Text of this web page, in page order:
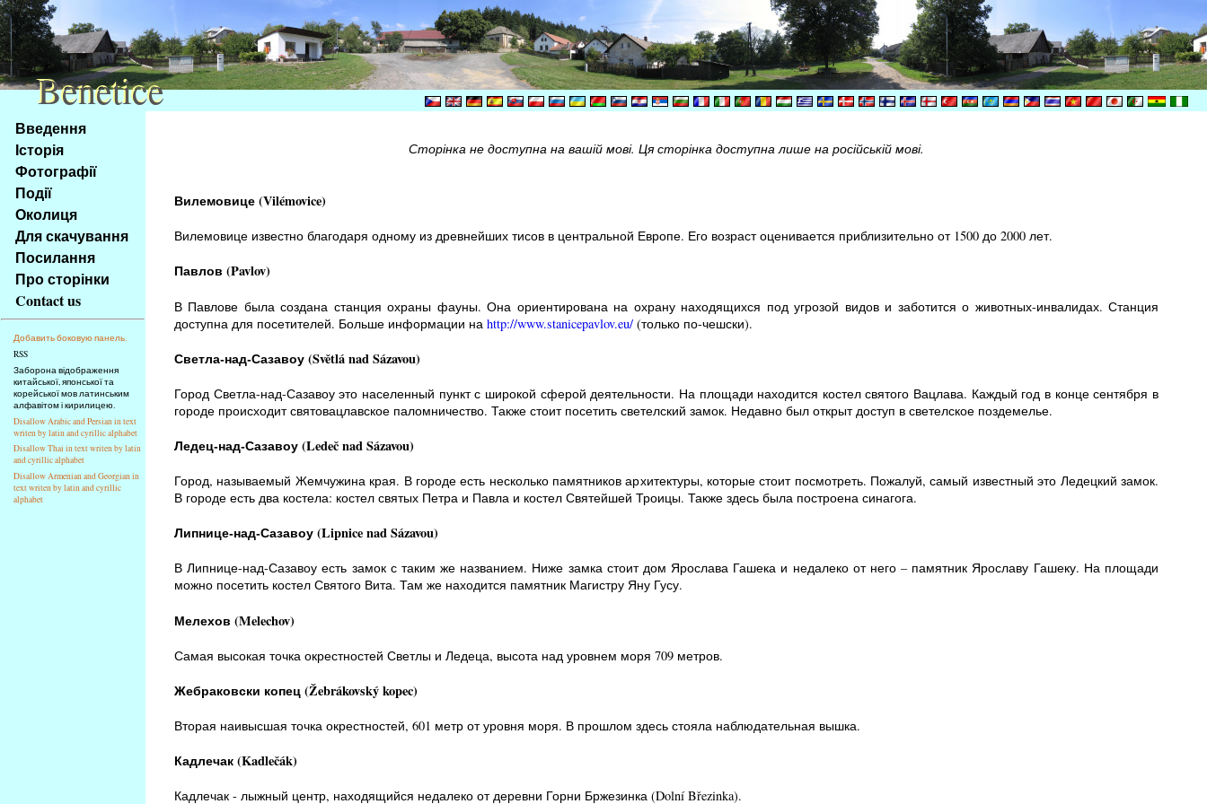
Na
obsah
stránky
Klávesové
zkratky
tomto
webu
základní
Hlavní
strana
Введення
Історія
Фотографії
Події
Околиця
Для скачування
Посилання
Про сторінки
Contact us
Добавить боковую панель.
RSS
Заборона відображення
китайської, японської та
корейської мов латинським
алфавітом і кирилицею.
Disallow Arabic and Persian in text
writen by latin and cyrillic alphabet
Disallow Thai in text writen by latin
and cyrillic alphabet
Disallow Armenian and Georgian in
text writen by latin and cyrillic
alphabet
Сторінка не доступна на вашій мові. Ця сторінка доступна лише на російській мові.
Вилемовице (Vilémovice)
Вилемовице известно благодаря одному из древнейших тисов в центральной Европе. Его возраст оценивается приблизительно от 1500 до 2000 лет.
Павлов (Pavlov)
В Павлове была создана станция охраны фауны. Она ориентирована на охрану находящихся под угрозой видов и заботится о животных-инвалидах. Станция
доступна для посетителей. Больше информации на http://www.stanicepavlov.eu/ (только по-чешски).
Светла-над-Сазавоу (Světlá nad Sázavou)
Город Светла-над-Сазавоу это населенный пункт с широкой сферой деятельности. На площади находится костел святого Вацлава. Каждый год в конце сентября в
городе происходит святовацлавское паломничество. Также стоит посетить светелский замок. Недавно был открыт доступ в светелское поздемелье.
Ледец-над-Сазавоу (Ledeč nad Sázavou)
Город, называемый Жемчужина края. В городе есть несколько памятников архитектуры, которые стоит посмотреть. Пожалуй, самый известный это Ледецкий замок.
В городе есть два костела: костел святых Петра и Павла и костел Святейшей Троицы. Также здесь была построена синагога.
Липнице-над-Сазавоу (Lipnice nad Sázavou)
В Липнице-над-Сазавоу есть замок с таким же названием. Ниже замка стоит дом Ярослава Гашека и недалеко от него – памятник Ярославу Гашеку. На площади
можно посетить костел Святого Вита. Там же находится памятник Магистру Яну Гусу.
Мелехов (Melechov)
Самая высокая точка окрестностей Светлы и Ледеца, высота над уровнем моря 709 метров.
Жебраковски копец (Žebrákovský kopec)
Вторая наивысшая точка окрестностей, 601 метр от уровня моря. В прошлом здесь стояла наблюдательная вышка.
Кадлечак (Kadlečák)
Кадлечак - лыжный центр, находящийся недалеко от деревни Горни Бржезинка (Dolní Březinka).
Benetice
Benetice